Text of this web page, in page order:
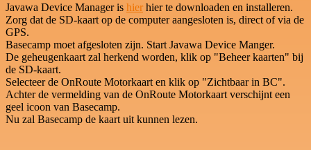
Javawa Device Manager is hier hier te downloaden en installeren.
Zorg dat de SD-kaart op de computer aangesloten is, direct of via de
GPS.
Basecamp moet afgesloten zijn. Start Javawa Device Manger.
De geheugenkaart zal herkend worden, klik op "Beheer kaarten" bij
de SD-kaart.
Selecteer de OnRoute Motorkaart en klik op "Zichtbaar in BC".
Achter de vermelding van de OnRoute Motorkaart verschijnt een
geel icoon van Basecamp.
Nu zal Basecamp de kaart uit kunnen lezen.